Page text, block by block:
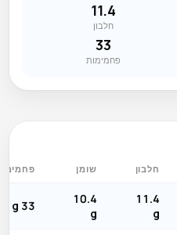
11.4
חלבון
33
פחמימות
חלבון שומן
11.4
g
10.4
g
33 g